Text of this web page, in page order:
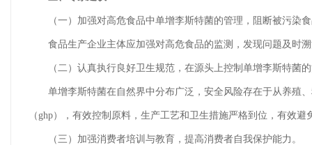
（一）加强对高危食品中单增李斯特菌的管理，阻断被污染食
食品生产企业主体应加强对高危食品的监测，发现问题及时溯
（二）认真执行良好卫生规范，在源头上控制单增李斯特菌
单增李斯特菌在自然界中分布广泛，安全风险存在于从养殖、
（ghp），有效控制原料，生产工艺和卫生措施严格到位，有效
（三）加强消费者培训与教育，提高消费者自我保护能力。